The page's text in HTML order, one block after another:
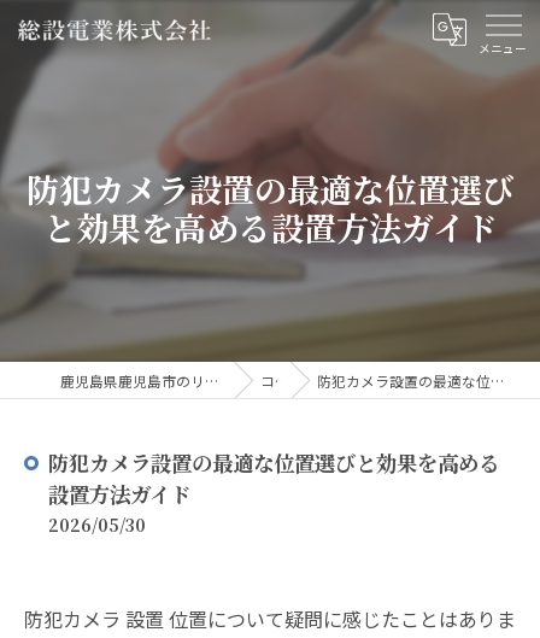
防犯カメラ設置の最適な位置選び
と効果を高める設置方法ガイド
鹿児島県鹿児島市のリフォームなら総設電業株式会社 コラム 防犯カメラ設置の最適な位置選びと効果を高める設置方法ガイド
防犯カメラ設置の最適な位置選びと効果を高める
設置方法ガイド
2026/05/30
防犯カメラ 設置 位置について疑問に感じたことはありま